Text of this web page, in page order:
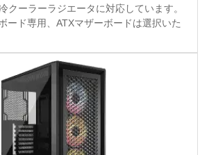
クーラーラジエータに対応しています。
ード専用、ATXマザーボードは選択いた